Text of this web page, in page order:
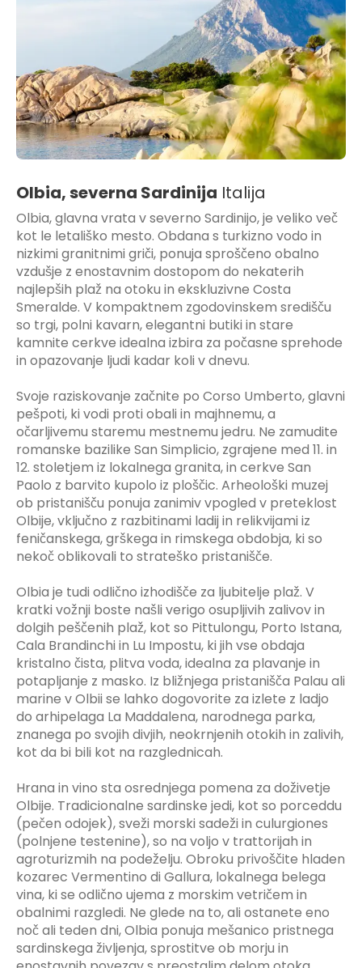
Olbia, severna Sardinija Italija
Olbia, glavna vrata v severno Sardinijo, je veliko več
kot le letališko mesto. Obdana s turkizno vodo in
nizkimi granitnimi griči, ponuja sproščeno obalno
vzdušje z enostavnim dostopom do nekaterih
najlepših plaž na otoku in ekskluzivne Costa
Smeralde. V kompaktnem zgodovinskem središču
so trgi, polni kavarn, elegantni butiki in stare
kamnite cerkve idealna izbira za počasne sprehode
in opazovanje ljudi kadar koli v dnevu.
Svoje raziskovanje začnite po Corso Umberto, glavni
pešpoti, ki vodi proti obali in majhnemu, a
očarljivemu staremu mestnemu jedru. Ne zamudite
romanske bazilike San Simplicio, zgrajene med 11. in
12. stoletjem iz lokalnega granita, in cerkve San
Paolo z barvito kupolo iz ploščic. Arheološki muzej
ob pristanišču ponuja zanimiv vpogled v preteklost
Olbije, vključno z razbitinami ladij in relikvijami iz
feničanskega, grškega in rimskega obdobja, ki so
nekoč oblikovali to strateško pristanišče.
Olbia je tudi odlično izhodišče za ljubitelje plaž. V
kratki vožnji boste našli verigo osupljivih zalivov in
dolgih peščenih plaž, kot so Pittulongu, Porto Istana,
Cala Brandinchi in Lu Impostu, ki jih vse obdaja
kristalno čista, plitva voda, idealna za plavanje in
potapljanje z masko. Iz bližnjega pristanišča Palau ali
marine v Olbii se lahko dogovorite za izlete z ladjo
do arhipelaga La Maddalena, narodnega parka,
znanega po svojih divjih, neokrnjenih otokih in zalivih,
kot da bi bili kot na razglednicah.
Hrana in vino sta osrednjega pomena za doživetje
Olbije. Tradicionalne sardinske jedi, kot so porceddu
(pečen odojek), sveži morski sadeži in culurgiones
(polnjene testenine), so na voljo v trattorijah in
agroturizmih na podeželju. Obroku privoščite hladen
kozarec Vermentino di Gallura, lokalnega belega
vina, ki se odlično ujema z morskim vetričem in
obalnimi razgledi. Ne glede na to, ali ostanete eno
noč ali teden dni, Olbia ponuja mešanico pristnega
sardinskega življenja, sprostitve ob morju in